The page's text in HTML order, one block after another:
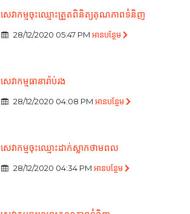
សេវាកម្មចុះឈ្មោះត្រួតពិនិត្យគុណភាពទំនិញ
28/12/2020 05:47 PM អាន​បន្ថែម
សេវាកម្មធានារ៉ាប់រង
28/12/2020 04:08 PM អាន​បន្ថែម
សេវាកម្មចុះឈ្មោះដាក់ស្លាកថាមពល
28/12/2020 04:34 PM អាន​បន្ថែម